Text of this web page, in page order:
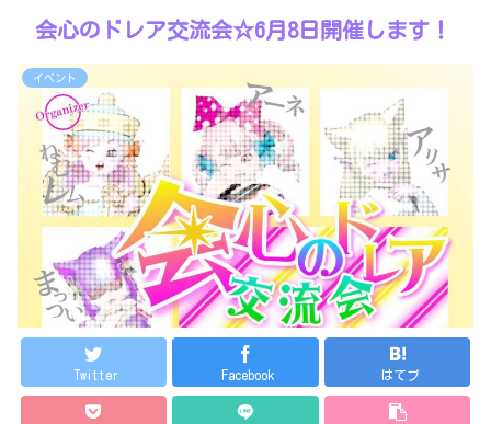
会心のドレア交流会☆6月8日開催します！
イベント
Twitter Facebook はてブ